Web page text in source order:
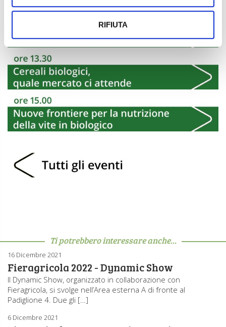
RIFIUTA
Ti potrebbero interessare anche...
16 Dicembre 2021
Fieragricola 2022 - Dynamic Show
Il Dynamic Show, organizzato in collaborazione con
Fieragricola, si svolge nell’Area esterna A di fronte al
Padiglione 4. Due gli […]
6 Dicembre 2021